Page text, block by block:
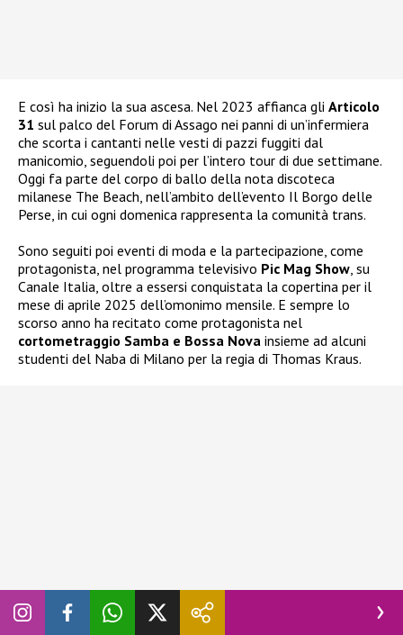
E così ha inizio la sua ascesa. Nel 2023 affianca gli Articolo
31 sul palco del Forum di Assago nei panni di un’infermiera
che scorta i cantanti nelle vesti di pazzi fuggiti dal
manicomio, seguendoli poi per l’intero tour di due settimane.
Oggi fa parte del corpo di ballo della nota discoteca
milanese The Beach, nell’ambito dell’evento Il Borgo delle
Perse, in cui ogni domenica rappresenta la comunità trans.
Sono seguiti poi eventi di moda e la partecipazione, come
protagonista, nel programma televisivo Pic Mag Show, su
Canale Italia, oltre a essersi conquistata la copertina per il
mese di aprile 2025 dell’omonimo mensile. E sempre lo
scorso anno ha recitato come protagonista nel
cortometraggio Samba e Bossa Nova insieme ad alcuni
studenti del Naba di Milano per la regia di Thomas Kraus.